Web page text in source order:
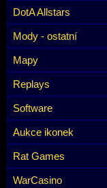
DotA Allstars
Mody - ostatní
Mapy
Replays
Software
Aukce ikonek
Rat Games
WarCasino